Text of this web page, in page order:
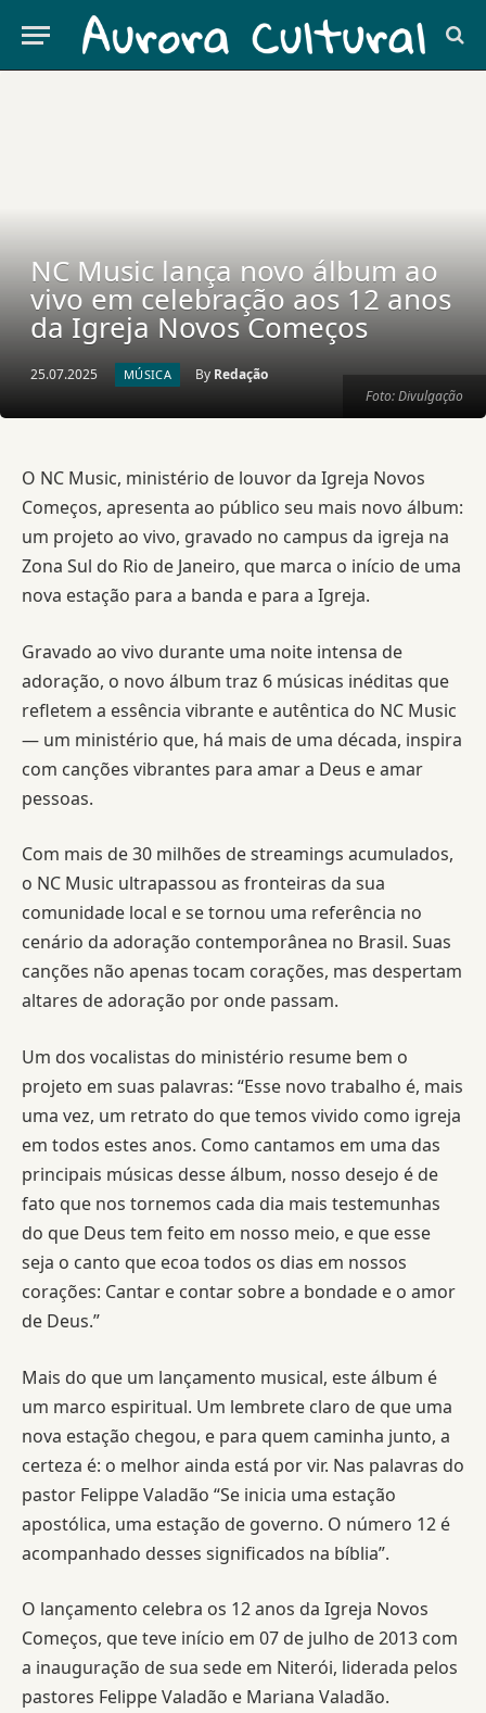
Foto: Divulgação
NC Music lança novo álbum ao
vivo em celebração aos 12 anos
da Igreja Novos Começos
25.07.2025 MÚSICA By Redação
O NC Music, ministério de louvor da Igreja Novos
Começos, apresenta ao público seu mais novo álbum:
um projeto ao vivo, gravado no campus da igreja na
Zona Sul do Rio de Janeiro, que marca o início de uma
nova estação para a banda e para a Igreja.
Gravado ao vivo durante uma noite intensa de
adoração, o novo álbum traz 6 músicas inéditas que
refletem a essência vibrante e autêntica do NC Music
— um ministério que, há mais de uma década, inspira
com canções vibrantes para amar a Deus e amar
pessoas.
Com mais de 30 milhões de streamings acumulados,
o NC Music ultrapassou as fronteiras da sua
comunidade local e se tornou uma referência no
cenário da adoração contemporânea no Brasil. Suas
canções não apenas tocam corações, mas despertam
altares de adoração por onde passam.
Um dos vocalistas do ministério resume bem o
projeto em suas palavras: “Esse novo trabalho é, mais
uma vez, um retrato do que temos vivido como igreja
em todos estes anos. Como cantamos em uma das
principais músicas desse álbum, nosso desejo é de
fato que nos tornemos cada dia mais testemunhas
do que Deus tem feito em nosso meio, e que esse
seja o canto que ecoa todos os dias em nossos
corações: Cantar e contar sobre a bondade e o amor
de Deus.”
Mais do que um lançamento musical, este álbum é
um marco espiritual. Um lembrete claro de que uma
nova estação chegou, e para quem caminha junto, a
certeza é: o melhor ainda está por vir. Nas palavras do
pastor Felippe Valadão “Se inicia uma estação
apostólica, uma estação de governo. O número 12 é
acompanhado desses significados na bíblia”.
O lançamento celebra os 12 anos da Igreja Novos
Começos, que teve início em 07 de julho de 2013 com
a inauguração de sua sede em Niterói, liderada pelos
pastores Felippe Valadão e Mariana Valadão.